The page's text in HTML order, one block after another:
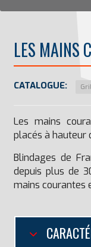
LES MAINS
CATALOGUE:
Les mains
placés à hauteur
Blindages de
depuis plus de
mains courantes